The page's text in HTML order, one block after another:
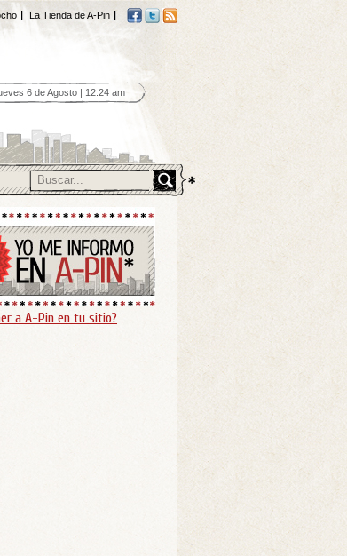
La Tienda de A-Pin
6 de Agosto | 12:24 am
a A-Pin en tu sitio?